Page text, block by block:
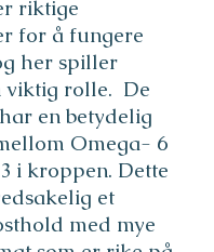
riktige
for å fungere
her spiller
viktig rolle.​ De
en betydelig
Omega- 6
i kroppen. Dette
et
med mye